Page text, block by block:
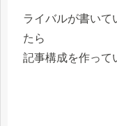
ライバルが書いて
たら
記事構成を作って